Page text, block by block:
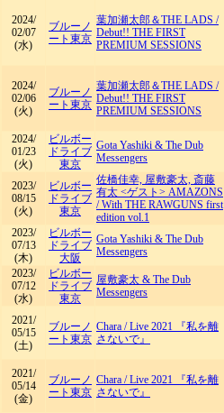
2024/
02/07
(水)
ブルーノ
ート東京
葉加瀬太郎＆THE LADS /
Debut!! THE FIRST
PREMIUM SESSIONS
2024/
02/06
(火)
ブルーノ
ート東京
葉加瀬太郎＆THE LADS /
Debut!! THE FIRST
PREMIUM SESSIONS
2024/
01/23
(火)
ビルボー
ドライブ
東京
Gota Yashiki & The Dub
Messengers
2023/
08/15
(火)
ビルボー
ドライブ
東京
佐橋佳幸, 屋敷豪太, 斎藤
有太 <ゲスト> AMAZONS
/With THE RAWGUNS first
edition vol.1
2023/
07/13
(木)
ビルボー
ドライブ
大阪
Gota Yashiki & The Dub
Messengers
2023/
07/12
(水)
ビルボー
ドライブ
東京
屋敷豪太 & The Dub
Messengers
2021/
05/15
(土)
ブルーノ
ート東京
Chara /Live 2021 『私を離
さないで』
2021/
05/14
(金)
ブルーノ
ート東京
Chara /Live 2021 『私を離
さないで』